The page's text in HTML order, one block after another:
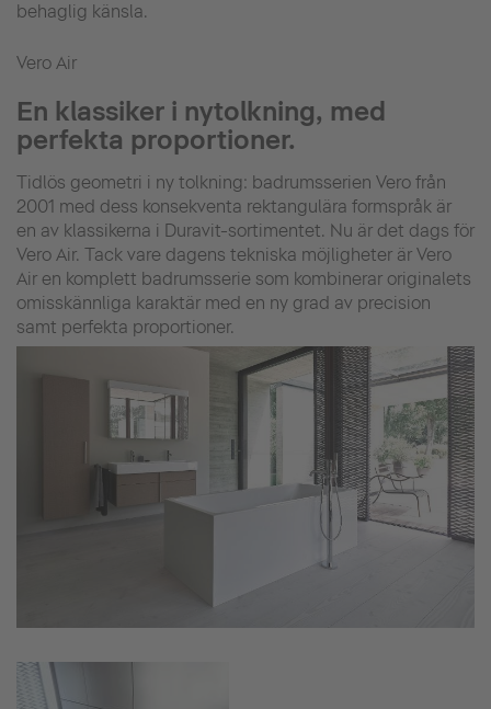
behaglig känsla.
Vero Air
En klassiker i nytolkning, med
perfekta proportioner.
Tidlös geometri i ny tolkning: badrumsserien Vero från
2001 med dess konsekventa rektangulära formspråk är
en av klassikerna i Duravit-sortimentet. Nu är det dags för
Vero Air. Tack vare dagens tekniska möjligheter är Vero
Air en komplett badrumsserie som kombinerar originalets
omisskännliga karaktär med en ny grad av precision
samt perfekta proportioner.